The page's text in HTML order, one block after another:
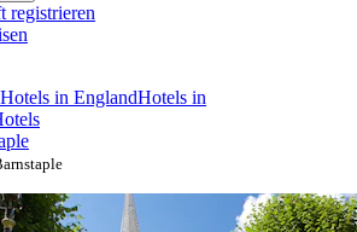
registrieren
Hotels in EnglandHotels in